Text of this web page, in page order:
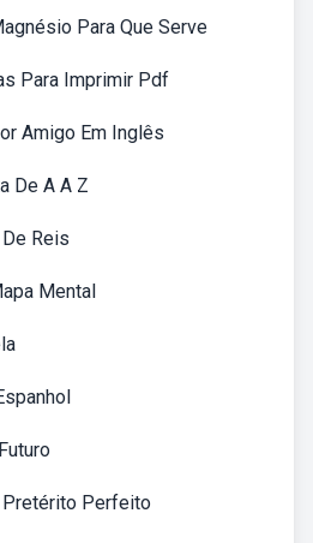
Para Que Serve
Para Imprimir Pdf
Amigo Em Inglês
De A A Z
Reis
Mental
Pretérito Perfeito